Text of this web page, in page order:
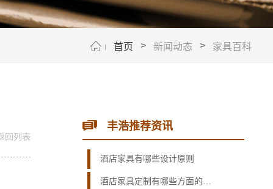
首页 > 新闻动态 > 家具百科
回列表
丰浩推荐资讯
酒店家具有哪些设计原则
酒店家具定制有哪些方面的因素需要注意？